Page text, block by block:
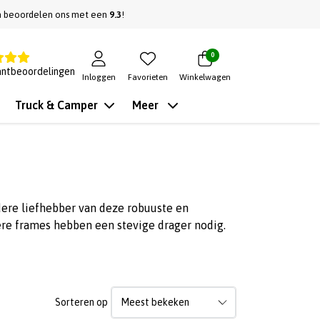
beoordelen ons met een 9.3!
Inloggen Favorieten
0
Winkelwagen
Truck & Camper Meer
liefhebber van deze robuuste en
frames hebben een stevige drager nodig.
Sorteren op